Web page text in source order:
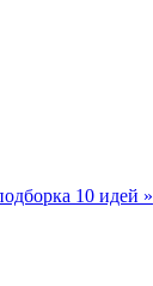
10 идей »